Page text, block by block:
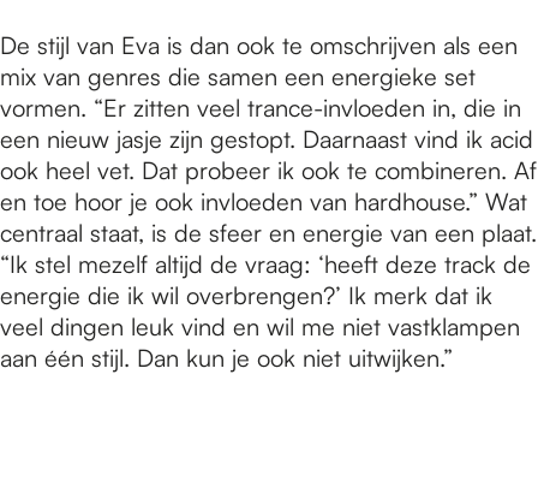
De stijl van Eva is dan ook te omschrijven als een
mix van genres die samen een energieke set
vormen. “Er zitten veel trance-invloeden in, die in
een nieuw jasje zijn gestopt. Daarnaast vind ik acid
ook heel vet. Dat probeer ik ook te combineren. Af
en toe hoor je ook invloeden van hardhouse.” Wat
centraal staat, is de sfeer en energie van een plaat.
“Ik stel mezelf altijd de vraag: ‘heeft deze track de
energie die ik wil overbrengen?’ Ik merk dat ik
veel dingen leuk vind en wil me niet vastklampen
aan één stijl. Dan kun je ook niet uitwijken.”